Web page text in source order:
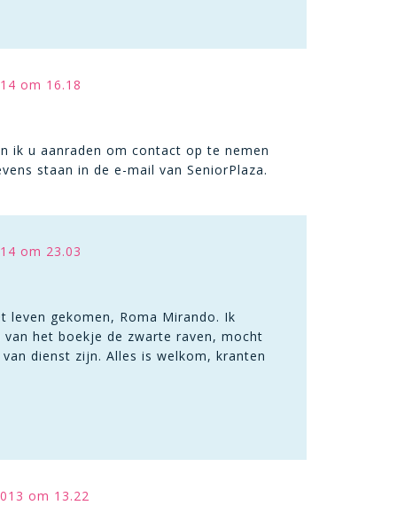
om 16.18
ik u aanraden om contact op te nemen
staan in de e-mail van SeniorPlaza.
om 23.03
leven gekomen, Roma Mirando. Ik
het boekje de zwarte raven, mocht
dienst zijn. Alles is welkom, kranten
om 13.22